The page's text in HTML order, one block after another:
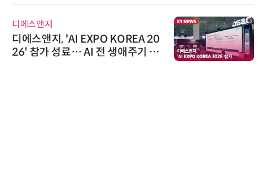
AIPD
“특허분석도 AI와 함께”…IP산업
'AX' 시대 본격화, 지식재산처 1호